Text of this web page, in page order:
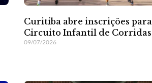
Curitiba abre inscrições para
Circuito Infantil de Corridas
09/07/2026